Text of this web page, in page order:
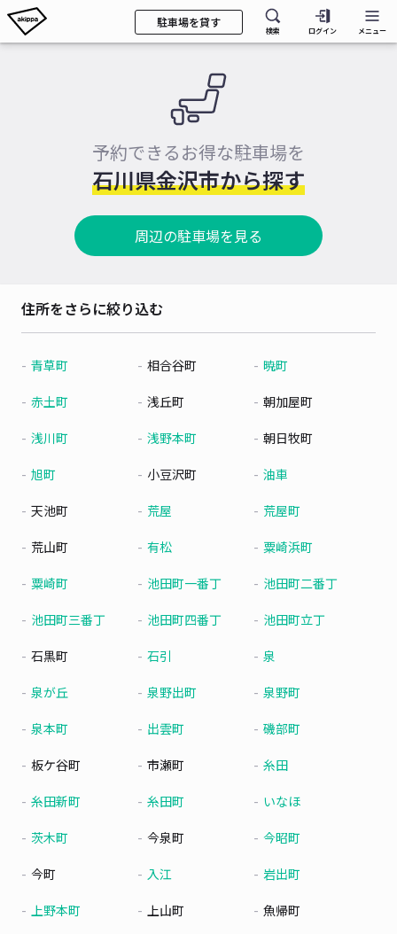
駐車場を貸す
検索 ログイン メニュー
予約できるお得な駐車場を
石川県金沢市から探す
周辺の駐車場を見る
住所をさらに絞り込む
青草町 相合谷町 暁町
赤土町 浅丘町 朝加屋町
浅川町 浅野本町 朝日牧町
旭町 小豆沢町 油車
天池町 荒屋 荒屋町
荒山町 有松 粟崎浜町
粟崎町 池田町一番丁 池田町二番丁
池田町三番丁 池田町四番丁 池田町立丁
石黒町 石引 泉
泉が丘 泉野出町 泉野町
泉本町 出雲町 磯部町
板ケ谷町 市瀬町 糸田
糸田新町 糸田町 いなほ
茨木町 今泉町 今昭町
今町 入江 岩出町
上野本町 上山町 魚帰町